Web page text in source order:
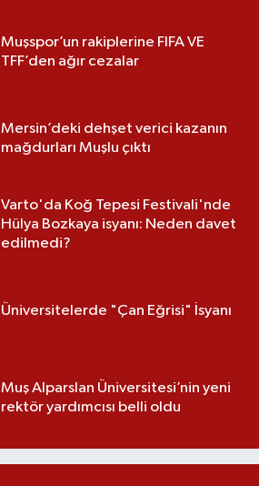
Muşspor’un rakiplerine FIFA VE
TFF’den ağır cezalar
Mersin’deki dehşet verici kazanın
mağdurları Muşlu çıktı
Varto'da Koğ Tepesi Festivali'nde
Hülya Bozkaya isyanı: Neden davet
edilmedi?
Üniversitelerde "Çan Eğrisi" İsyanı
Muş Alparslan Üniversitesi’nin yeni
rektör yardımcısı belli oldu